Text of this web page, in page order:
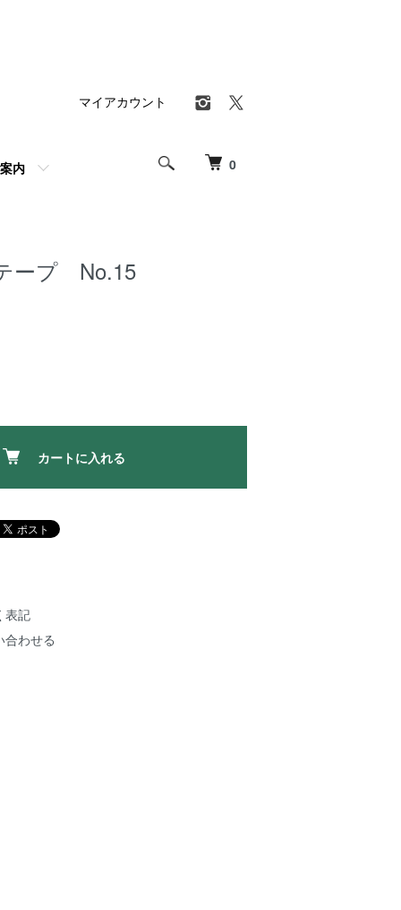
0
内
マイアカウント
ープ No.15
カートに入れる
表記
合わせる